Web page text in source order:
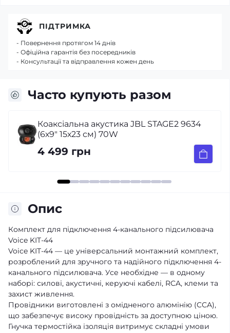
Часто купують разом
9634
Автомобільна
CYCLONE MP-7099A 4+64Gb
Опис
Комплект для підключення 4-канального підсилювача
Voice KIT-44
Voice KIT-44 — це універсальний монтажний комплект,
розроблений для зручного та надійного підключення 4-
канального підсилювача. Усе необхідне — в одному
наборі: силові, акустичні, керуючі кабелі, RCA, клеми та
захист живлення.
Провідники виготовлені з омідненого алюмінію (CCA),
що забезпечує високу провідність за доступною ціною.
Гнучка термостійка ізоляція витримує складні умови
ПІДТРИМКА
- Повернення протягом 14 днів
- Офіційна гарантія без посередників
- Консультації та відправлення кожен день